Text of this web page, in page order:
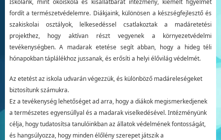
Iskolánk, mint ökoiskola és kisállatbarát intézmény, kiemelt figyelmet
fordít a természetvédelemre. Diákjaink, különösen a készségfejlesztő és
szakiskolai osztályok, lelkesedéssel csatlakoztak a madáretetési
projekthez, hogy aktívan részt vegyenek a környezetvédelmi
tevékenységben. A madarak etetése segít abban, hogy a hideg téli
hónapokban táplálékhoz jussanak, és erősíti a helyi élővilág védelmét.
Az etetést az iskola udvarán végezzük, és különböző madáreleségeket
biztosítunk számukra.
Ez a tevékenység lehetőséget ad arra, hogy a diákok megismerkedjenek
a természetes egyensúllyal és a madarak viselkedésével. Intézményünk
célja, hogy tudatosítsa tanulóinkban az állatok védelmének fontosságát,
és hangsúlyozza, hogy minden élőlény szerepet játszik a